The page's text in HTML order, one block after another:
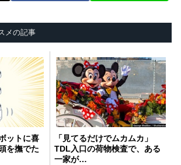
メの記事
ットに喜
を撫でた
「見てるだけでムカムカ」
TDL入口の荷物検査で、ある
一家が…